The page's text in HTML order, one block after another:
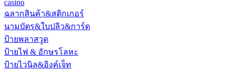
casino
ฉลากสินค้า&สติกเกอร์
นามบัตร&ใบปลิว&การ์ด
ป้ายพลาสวูด
ป้ายไฟ & อักษรโลหะ
ป้ายไวนิล&อิงค์เจ็ท